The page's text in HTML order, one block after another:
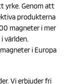
yrke. Genom att
produkterna
magneter i mer
världen.
i Europa
Vi erbjuder fri